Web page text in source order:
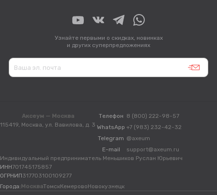
Узнайте первыми о скидках, новинках
и других суперпредложениях
Аксеум — Москва
115419, Москва, ул. Вавилова, д. 3
Телефон 8 (800) 222-98-57
WhatsApp +7 (983) 232-42-32
Telegram @axeum
E-mail
support@axeum.ru
Индивидуальный предприниматель Меньшиков Руслан Юрьевич
ИНН701745175857
ОГРНИП317703100109277
Города: МоскваТомскКемеровоНовокузнецк